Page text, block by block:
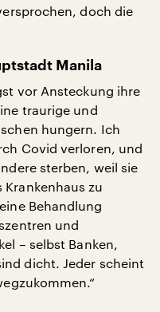
doch die
Manila
vor Ansteckung ihre
traurige und
hungern. Ich
Covid verloren, und
sterben, weil sie
zu
Behandlung
und
– selbst Banken,
dicht. Jeder scheint